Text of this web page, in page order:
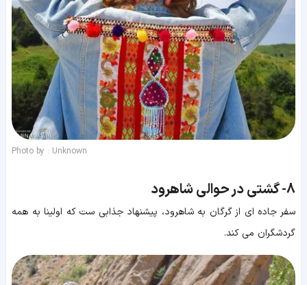
Photo by : Unknown
8- گشتی در حوالی شاهرود
سفر جاده ای از گرگان به شاهرود، پیشنهاد جذابی ست که اولینا به همه
گردشگران می کند.